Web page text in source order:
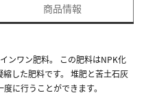
商品情報
ンワン肥料。 この肥料はNPK化
した肥料です。 堆肥と苦土石灰
に行うことができます。